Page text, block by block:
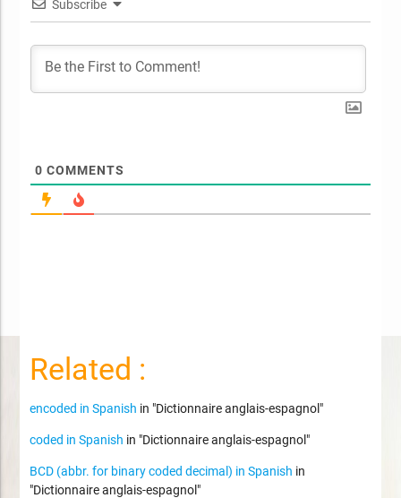
Subscribe
0 COMMENTS
Related :
encoded in Spanish in "Dictionnaire anglais-espagnol"
coded in Spanish in "Dictionnaire anglais-espagnol"
BCD (abbr. for binary coded decimal) in Spanish in
"Dictionnaire anglais-espagnol"